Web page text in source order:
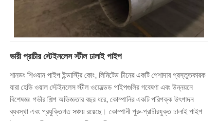
ভারী প্রাচীর স্টেইনলেস স্টীল ঢালাই পাইপ
শানডং শিওয়ান পাইপ ইন্ডাস্ট্রি কোং, লিমিটেড চীনের একটি পেশাদার প্রস্তুতকারক
যারা হেভি ওয়াল স্টেইনলেস স্টীল ওয়েল্ডেড পাইপগুলির গবেষণা এবং উন্নয়নে
বিশেষজ্ঞ৷ গভীর শিল্প অভিজ্ঞতার বছর ধরে, কোম্পানির একটি পরিপক্ক উৎপাদন
ব্যবস্থা এবং প্রযুক্তিগত সঞ্চয় রয়েছে। কোম্পানী পুরু-প্রাচীরযুক্ত ঢালাই পাইপ